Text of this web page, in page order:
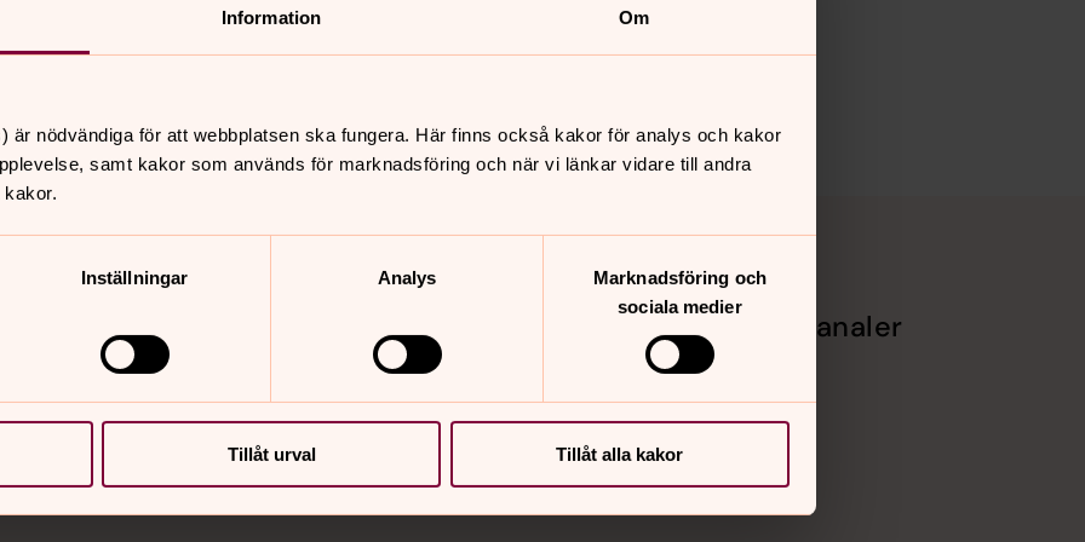
Information Om
är nödvändiga för att webbplatsen ska fungera. Här finns också kakor för analys och kakor
samt kakor som används för marknadsföring och när vi länkar vidare till andra
Inställningar Analys
Marknadsföring och
sociala medier
Tillåt urval Tillåt alla kakor
Råssnäskyrkan
Motala kyrka
Hitta snabbt
Diakoni – kyrkans omsorg
Sidkarta
Sociala kanaler
Facebook
Instagram
Vimeo